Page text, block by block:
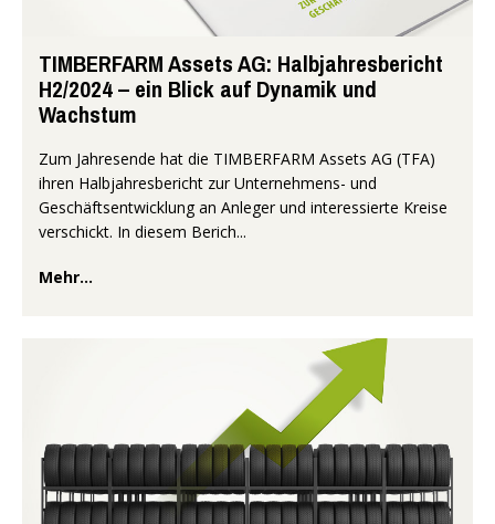
TIMBERFARM Assets AG: Halbjahresbericht
H2/2024 – ein Blick auf Dynamik und
Wachstum
Zum Jahresende hat die TIMBERFARM Assets AG (TFA)
ihren Halbjahresbericht zur Unternehmens- und
Geschäftsentwicklung an Anleger und interessierte Kreise
verschickt. In diesem Berich...
Mehr...